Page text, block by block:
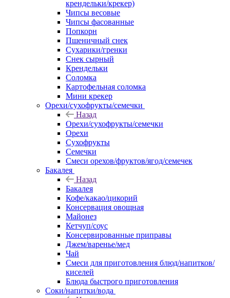
крендельки/крекер)
Чипсы весовые
Чипсы фасованные
Попкорн
Пшеничный снек
Сухарики/гренки
Снек сырный
Крендельки
Соломка
Картофельная соломка
Мини крекер
Орехи/сухофрукты/семечки
Назад
Орехи/сухофрукты/семечки
Орехи
Сухофрукты
Семечки
Смеси орехов/фруктов/ягод/семечек
Бакалея
Назад
Бакалея
Кофе/какао/цикорий
Консервация овощная
Майонез
Кетчуп/соус
Консервированные приправы
Джем/варенье/мед
Чай
Смеси для приготовления блюд/напитков/
киселей
Блюда быстрого приготовления
Соки/напитки/вода